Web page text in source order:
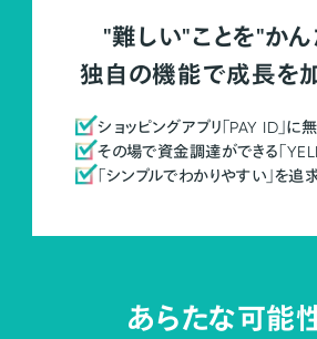
"難しい"ことを"か
独自の機能で成長を
ショッピングアプリ「PAY ID」に
その場で資金調達ができる「
「シンプルでわかりやすい」を追
あらたな可能